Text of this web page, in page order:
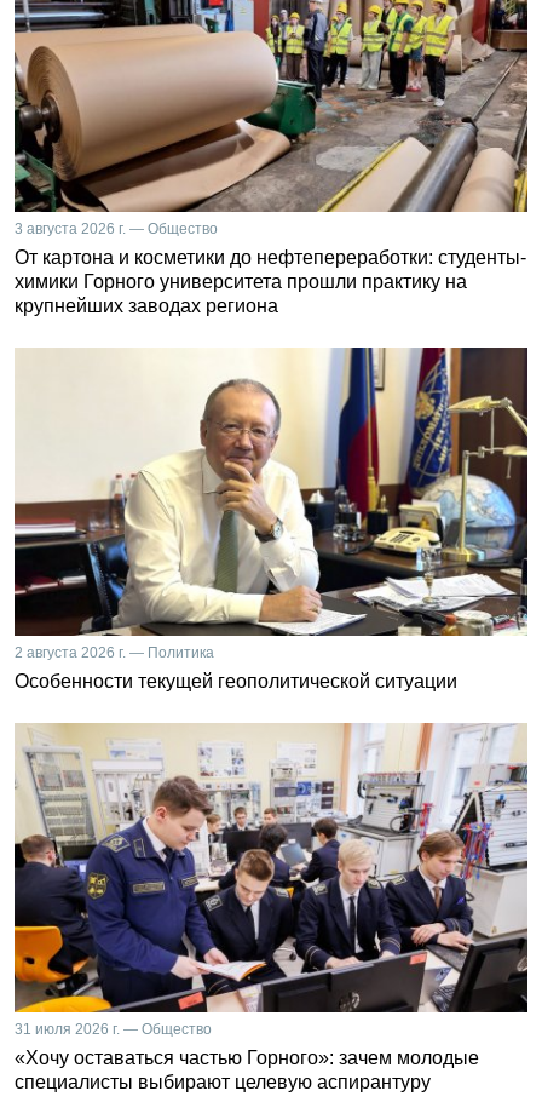
3 августа 2026 г. — Общество
От картона и косметики до нефтепереработки: студенты-
химики Горного университета прошли практику на
крупнейших заводах региона
2 августа 2026 г. — Политика
Особенности текущей геополитической ситуации
31 июля 2026 г. — Общество
«Хочу оставаться частью Горного»: зачем молодые
специалисты выбирают целевую аспирантуру